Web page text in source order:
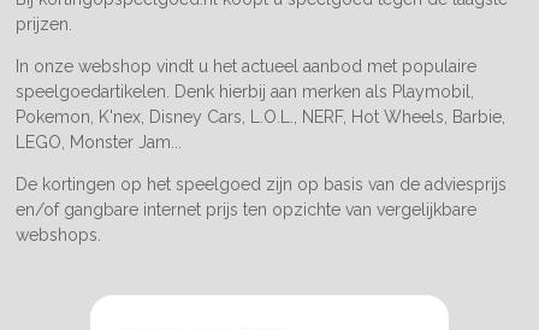
prijzen.
In onze webshop vindt u het actueel aanbod met populaire
speelgoedartikelen. Denk hierbij aan merken als Playmobil,
Pokemon, K'nex, Disney Cars, L.O.L., NERF, Hot Wheels, Barbie,
LEGO, Monster Jam...
De kortingen op het speelgoed zijn op basis van de adviesprijs
en/of gangbare internet prijs ten opzichte van vergelijkbare
webshops.